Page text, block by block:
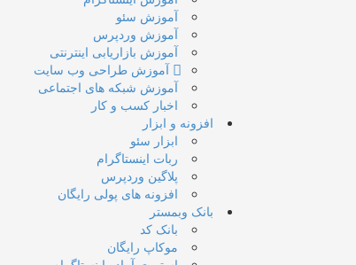
آموزش سئو
آموزش وردپرس
آموزش بازاریابی اینترنتی
آموزش طراحی وب سایت
آموزش شبکه های اجتماعی
اخبار کسب و کار
افزونه و ابزار
ابزار سئو
ربات اینستاگرام
پلاگین وردپرس
افزونه های پولی رایگان
بانک وبمستر
بانک کد
موکاپ رایگان